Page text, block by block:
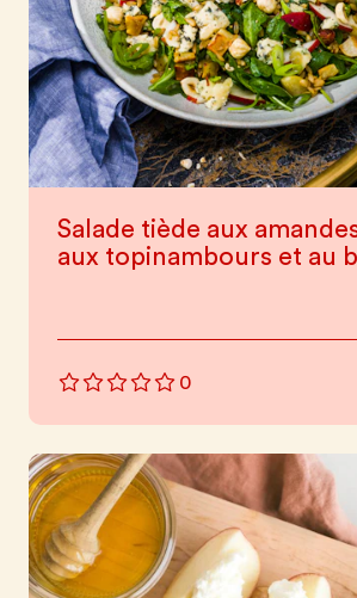
Salade tiède aux
aux topinambours et au
0